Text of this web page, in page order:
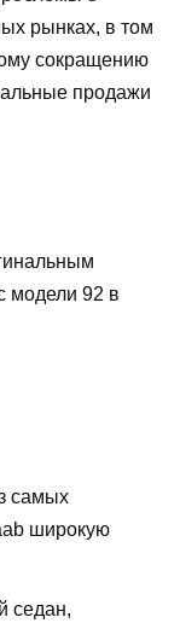
рынках, в том
сокращению
продажи
модели 92 в
самых
широкую
седан,